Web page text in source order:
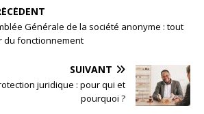
Générale de la société anonyme : tout
du fonctionnement
SUIVANT
juridique : pour qui et
pourquoi ?